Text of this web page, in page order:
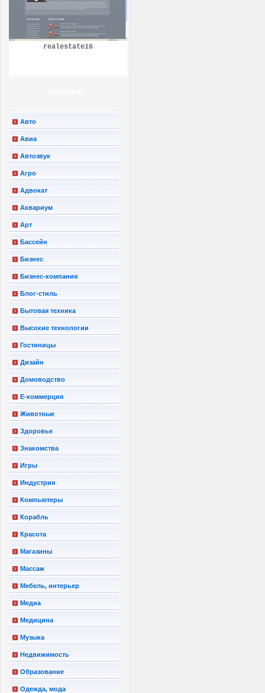
realestate16
Авто
Авиа
Автозвук
Агро
Адвокат
Аквариум
Арт
Бассейн
Бизнес
Бизнес-компания
Блог-стиль
Бытовая техника
Высокие технологии
Гостиницы
Дизайн
Домоводство
Е-коммерция
Животные
Здоровье
Знакомства
Игры
Индустрия
Компьютеры
Корабль
Красота
Магазины
Массаж
Мебель, интерьер
Медиа
Медицина
Музыка
Недвижимость
Образование
Одежда, мода